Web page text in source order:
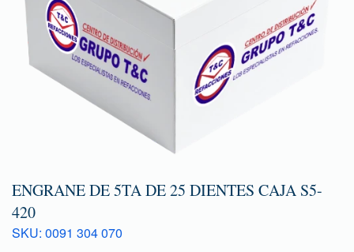
ENGRANE DE 5TA DE 25 DIENTES CAJA S5-
420
SKU: 0091 304 070